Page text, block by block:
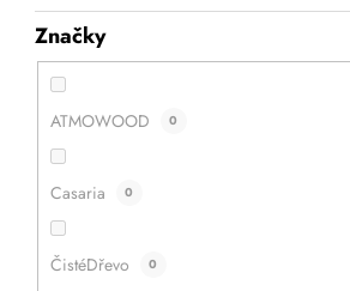
Značky
ATMOWOOD 0
Casaria 0
ČistéDřevo 0